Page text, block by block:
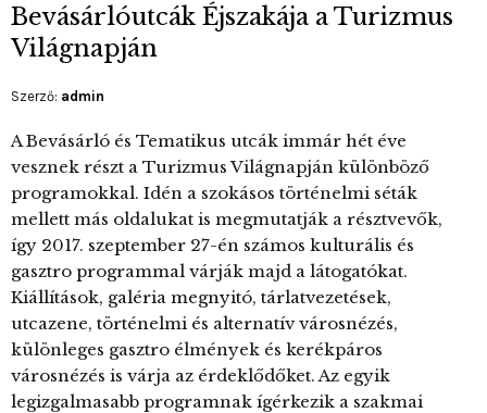
Bevásárlóutcák Éjszakája a Turizmus
Világnapján
Szerző: admin
A Bevásárló és Tematikus utcák immár hét éve
vesznek részt a Turizmus Világnapján különböző
programokkal. Idén a szokásos történelmi séták
mellett más oldalukat is megmutatják a résztvevők,
így 2017. szeptember 27-én számos kulturális és
gasztro programmal várják majd a látogatókat.
Kiállítások, galéria megnyitó, tárlatvezetések,
utcazene, történelmi és alternatív városnézés,
különleges gasztro élmények és kerékpáros
városnézés is várja az érdeklődőket. Az egyik
legizgalmasabb programnak ígérkezik a szakmai